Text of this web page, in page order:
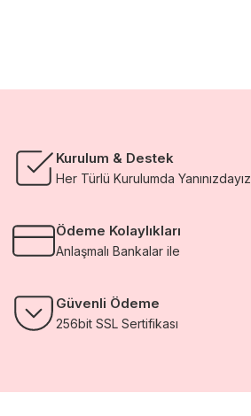
Kurulum & Destek
Her Türlü Kurulumda Yanınızdayız
Ödeme Kolaylıkları
Anlaşmalı Bankalar ile
Güvenli Ödeme
256bit SSL Sertifikası